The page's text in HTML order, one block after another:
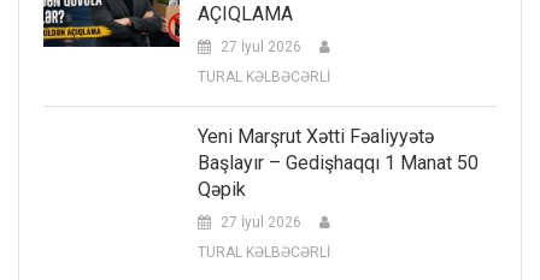
AÇIQLAMA
27 İyul 2026
TURAL KƏLBƏCƏRLİ
Yeni Marşrut Xətti Fəaliyyətə
Başlayır – Gedişhaqqı 1 Manat 50
Qəpik
27 İyul 2026
TURAL KƏLBƏCƏRLİ